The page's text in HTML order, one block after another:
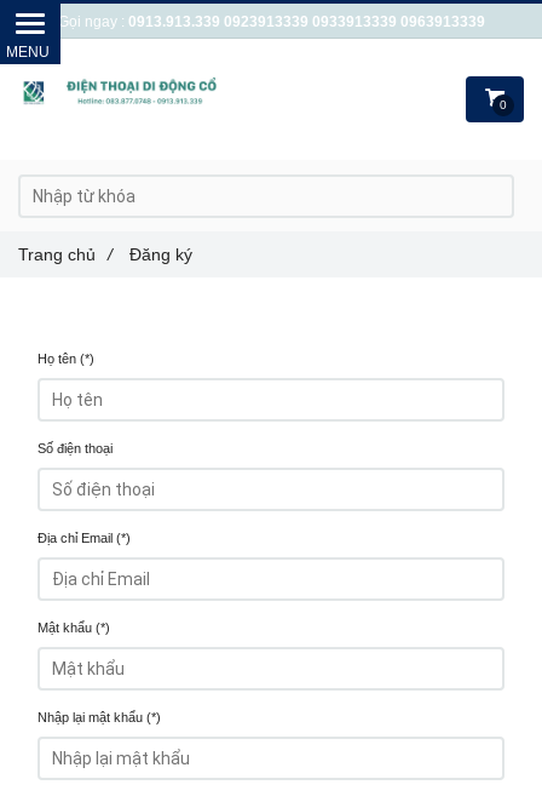
Họ tên (*)
Số điện thoại
Địa chỉ Email (*)
Mật khẩu (*)
Nhập lại mật khẩu (*)
Trang chủ / Đăng ký
Gọi ngay : 0913.913.339 0923913339 0933913339 0963913339
0